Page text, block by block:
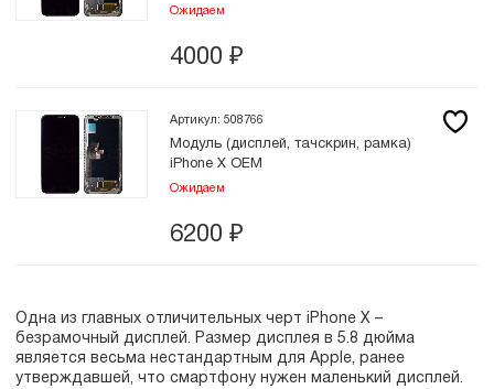
Ожидаем
4000 ₽
Артикул: 508766
Модуль (дисплей, тачскрин, рамка)
iPhone X OEM
Ожидаем
6200 ₽
Одна из главных отличительных черт iPhone X –
безрамочный дисплей. Размер дисплея в 5.8 дюйма
является весьма нестандартным для Apple, ранее
утверждавшей, что смартфону нужен маленький дисплей.